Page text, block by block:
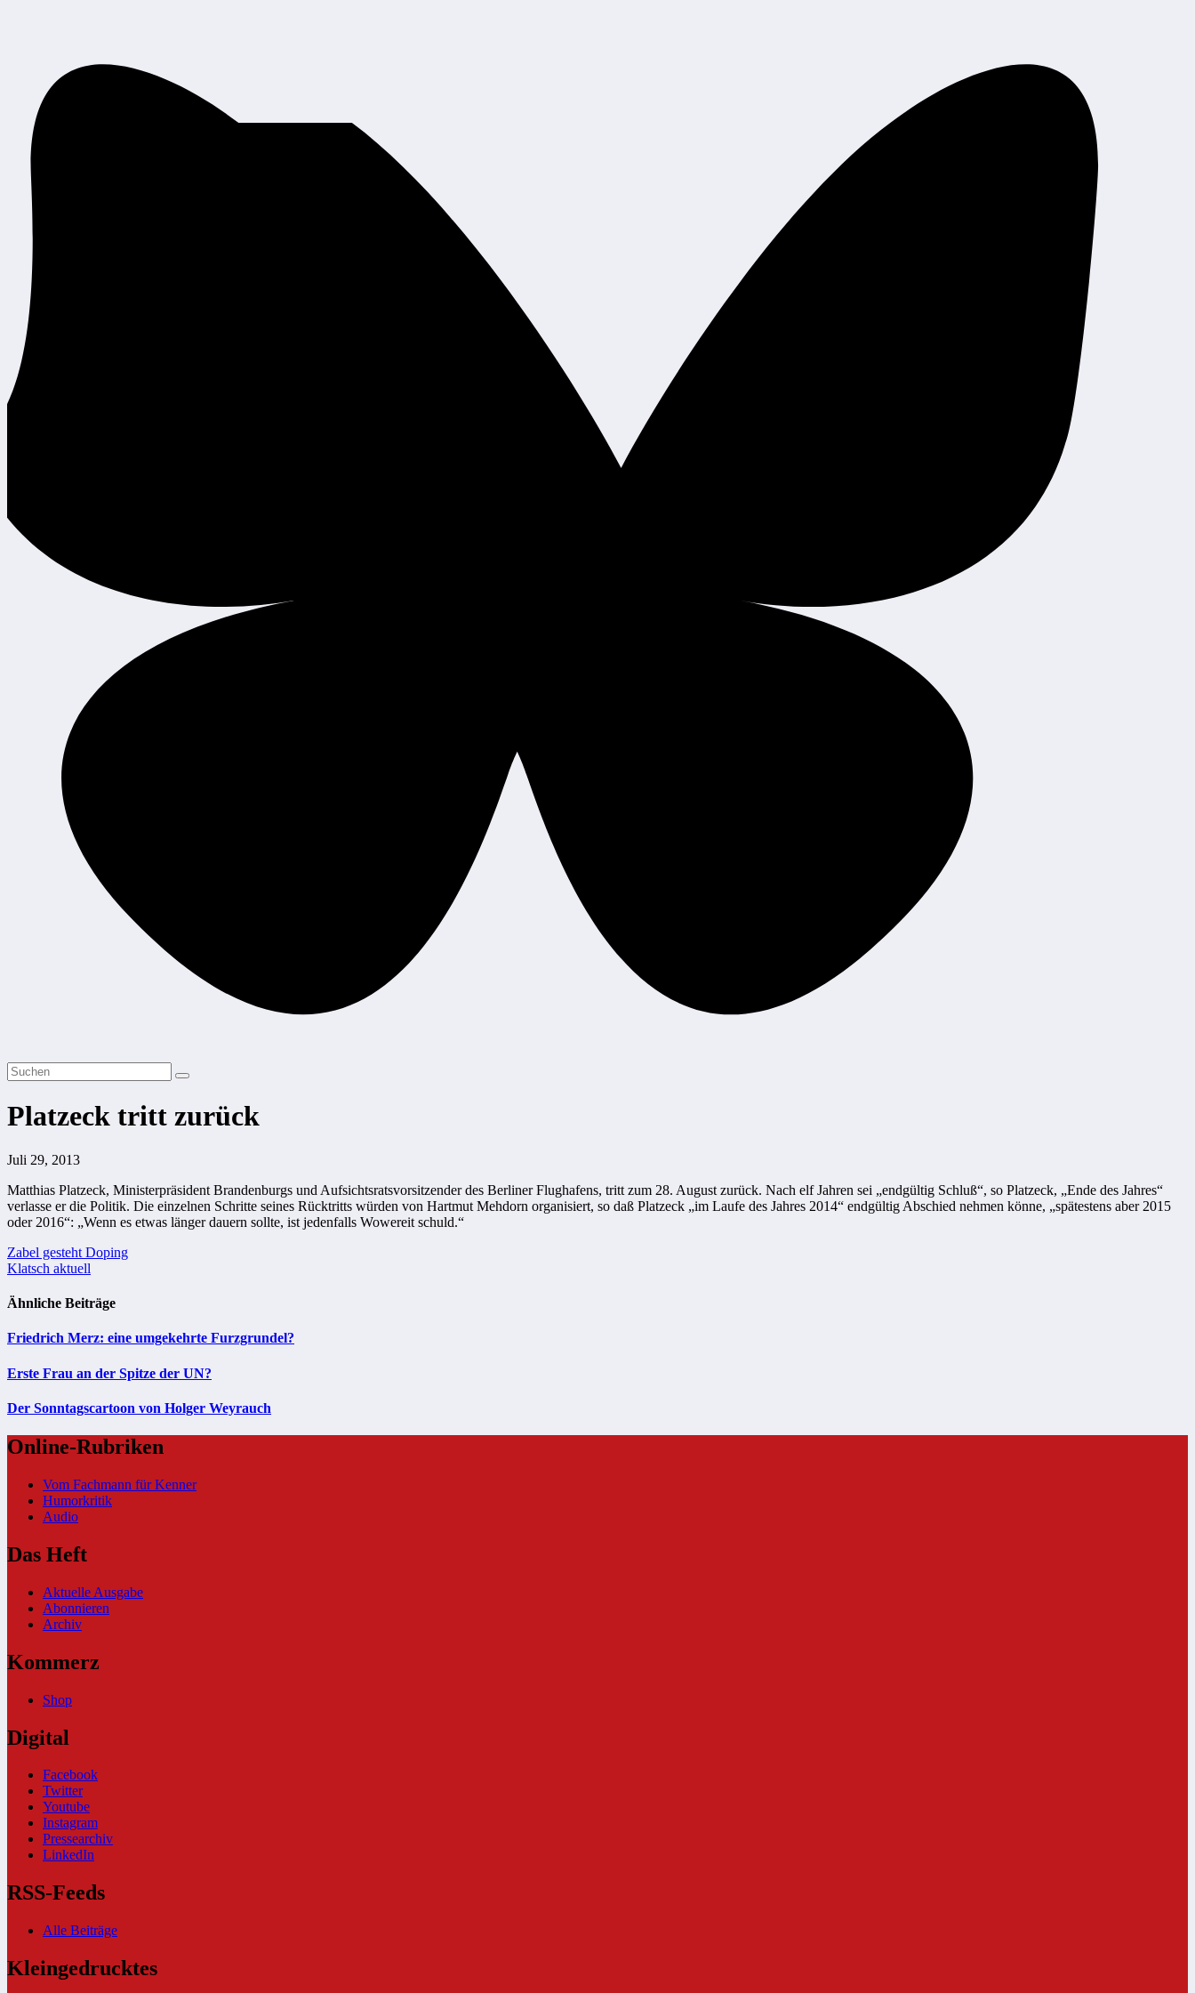
Platzeck tritt zurück
Juli 29, 2013
Matthias Platzeck, Ministerpräsident Brandenburgs und Aufsichtsratsvorsitzender des Berliner Flughafens, tritt zum 28. August zurück. Nach elf Jahren sei „endgültig Schluß“, so Platzeck, „Ende des Jahres“
verlasse er die Politik. Die einzelnen Schritte seines Rücktritts würden von Hartmut Mehdorn organisiert, so daß Platzeck „im Laufe des Jahres 2014“ endgültig Abschied nehmen könne, „spätestens aber 2015
oder 2016“: „Wenn es etwas länger dauern sollte, ist jedenfalls Wowereit schuld.“
Beitragsnavigation
Zabel gesteht Doping
Klatsch aktuell
Ähnliche Beiträge
Friedrich Merz: eine umgekehrte Furzgrundel?
Erste Frau an der Spitze der UN?
Der Sonntagscartoon von Holger Weyrauch
Online-Rubriken
Vom Fachmann für Kenner
Humorkritik
Audio
Das Heft
Aktuelle Ausgabe
Abonnieren
Archiv
Kommerz
Shop
Digital
Facebook
Twitter
Youtube
Instagram
Pressearchiv
LinkedIn
RSS-Feeds
Alle Beiträge
Kleingedrucktes